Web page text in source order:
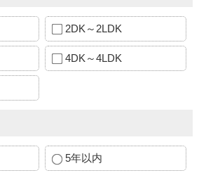
2DK～2LDK
4DK～4LDK
5年以内